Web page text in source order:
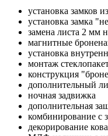
установка замков
установка замка
замена листа 2 мм
магнитные
установка
монтаж
конструкция
дополнительный
ночная задвижка
дополнительная
комбинирование с
декорирование